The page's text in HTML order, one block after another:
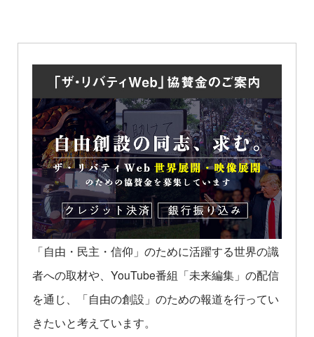
「自由・民主・信仰」のために活躍する世界の識
者への取材や、YouTube番組「未来編集」の配信
を通じ、「自由の創設」のための報道を行ってい
きたいと考えています。